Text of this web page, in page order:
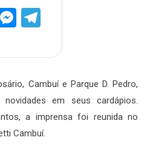
Messenger
Cambuí e Parque D. Pedro,
em seus cardápios.
a imprensa foi reunida no
Cambuí.